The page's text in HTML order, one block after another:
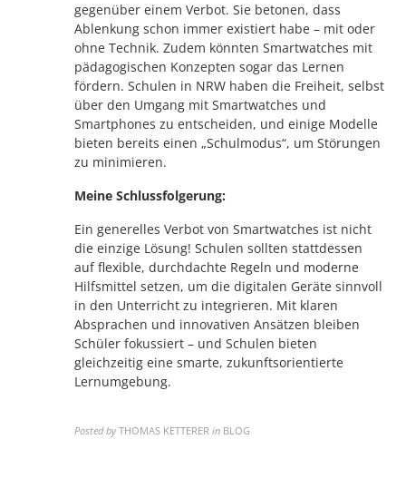
gegenüber einem Verbot. Sie betonen, dass
Ablenkung schon immer existiert habe – mit oder
ohne Technik. Zudem könnten Smartwatches mit
pädagogischen Konzepten sogar das Lernen
fördern. Schulen in NRW haben die Freiheit, selbst
über den Umgang mit Smartwatches und
Smartphones zu entscheiden, und einige Modelle
bieten bereits einen „Schulmodus“, um Störungen
zu minimieren.
Meine Schlussfolgerung:
Ein generelles Verbot von Smartwatches ist nicht
die einzige Lösung! Schulen sollten stattdessen
auf flexible, durchdachte Regeln und moderne
Hilfsmittel setzen, um die digitalen Geräte sinnvoll
in den Unterricht zu integrieren. Mit klaren
Absprachen und innovativen Ansätzen bleiben
Schüler fokussiert – und Schulen bieten
gleichzeitig eine smarte, zukunftsorientierte
Lernumgebung.
Posted by THOMAS KETTERER in BLOG